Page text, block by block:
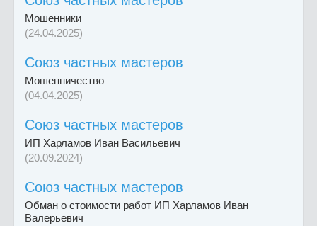
Мошенники
(24.04.2025)
Союз частных мастеров
Мошенничество
(04.04.2025)
Союз частных мастеров
ИП Харламов Иван Васильевич
(20.09.2024)
Союз частных мастеров
Обман о стоимости работ ИП Харламов Иван
Валерьевич